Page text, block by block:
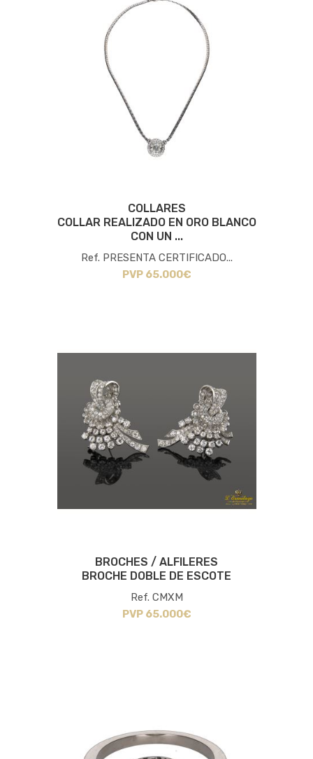
COLLARES
COLLAR REALIZADO EN ORO BLANCO
CON UN ...
Ref. PRESENTA CERTIFICADO...
PVP 65.000€
BROCHES / ALFILERES
BROCHE DOBLE DE ESCOTE
Ref. CMXM
PVP 65.000€